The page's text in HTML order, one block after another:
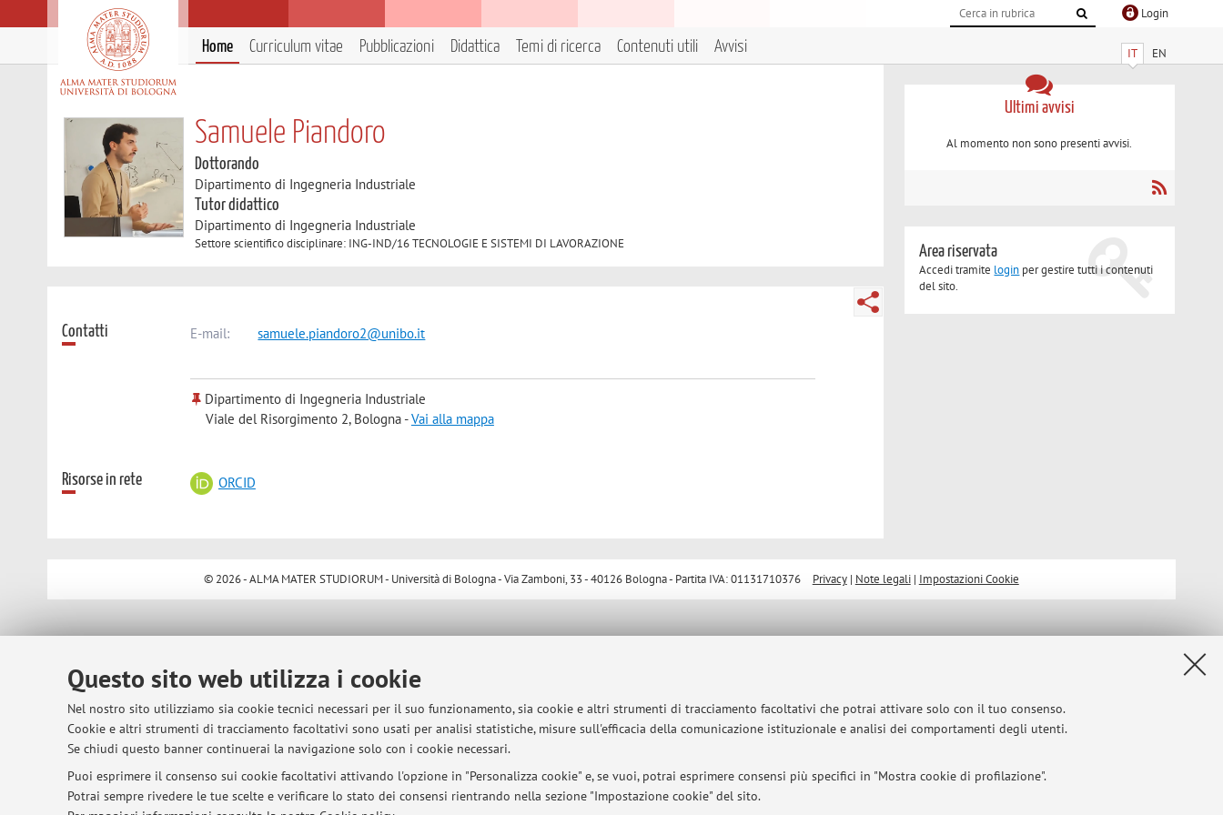
Questo sito web utilizza i cookie
Nel nostro sito utilizziamo sia cookie tecnici necessari per il suo funzionamento, sia cookie e altri strumenti di tracciamento facoltativi che potrai attivare solo con il tuo consenso.
Cookie e altri strumenti di tracciamento facoltativi sono usati per analisi statistiche, misure sull'efficacia della comunicazione istituzionale e analisi dei comportamenti degli utenti.
Se chiudi questo banner continuerai la navigazione solo con i cookie necessari.
Puoi esprimere il consenso sui cookie facoltativi attivando l'opzione in "Personalizza cookie" e, se vuoi, potrai esprimere consensi più specifici in "Mostra cookie di profilazione".
Potrai sempre rivedere le tue scelte e verificare lo stato dei consensi rientrando nella sezione "Impostazione cookie" del sito.
Login
IT EN
Home Curriculum vitae Pubblicazioni Didattica Temi di ricerca Contenuti utili Avvisi
Samuele Piandoro
Dottorando
Dipartimento di Ingegneria Industriale
Tutor didattico
Dipartimento di Ingegneria Industriale
Settore scientifico disciplinare: ING-IND/16 TECNOLOGIE E SISTEMI DI LAVORAZIONE
Contatti E-mail: samuele.piandoro2@unibo.it
Dipartimento di Ingegneria Industriale
Viale del Risorgimento 2, Bologna -Vai alla mappa
Risorse in rete ORCID
Ultimi avvisi
Al momento non sono presenti avvisi.
Area riservata
Accedi tramite login per gestire tutti i contenuti
del sito.
© 2026 - ALMA MATER STUDIORUM - Università di Bologna - Via Zamboni, 33 - 40126 Bologna - Partita IVA: 01131710376 Privacy| Note legali| Impostazioni Cookie